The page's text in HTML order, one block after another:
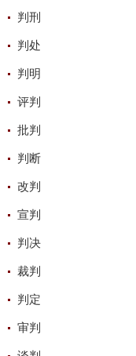
判刑
判处
判明
评判
批判
判断
改判
宣判
判决
裁判
判定
审判